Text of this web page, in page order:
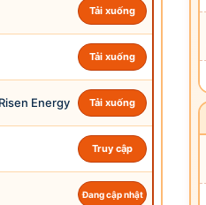
Tải xuống
Tải xuống
Energy Tải xuống
Truy cập
Đang cập nhật